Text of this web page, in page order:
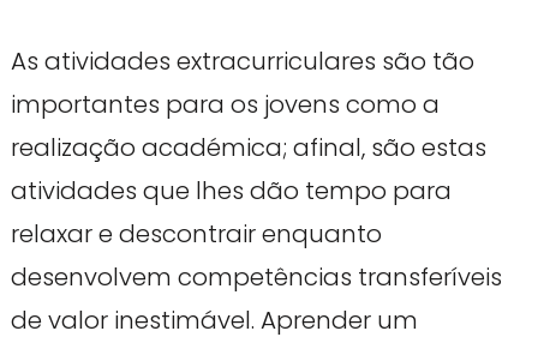
As atividades extracurriculares são tão
importantes para os jovens como a
realização académica; afinal, são estas
atividades que lhes dão tempo para
relaxar e descontrair enquanto
desenvolvem competências transferíveis
de valor inestimável. Aprender um